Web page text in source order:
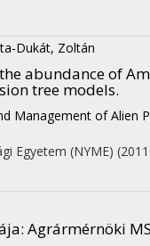
Dukát, Zoltán
abundance of
tree models.
Management of Alien
Egyetem (NYME)
: Agrármérnöki